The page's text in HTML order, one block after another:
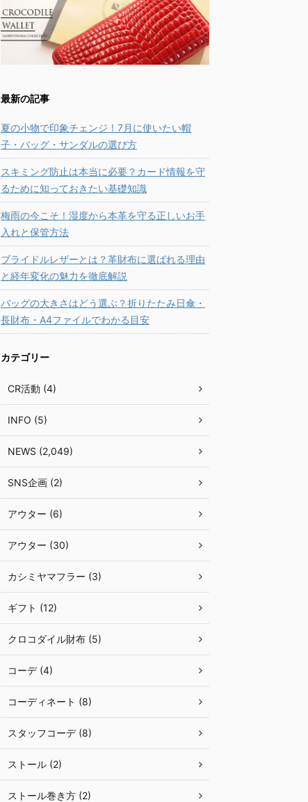
最新の記事
夏の小物で印象チェンジ！7月に使いたい帽
子・バッグ・サンダルの選び方
スキミング防止は本当に必要？カード情報を守
るために知っておきたい基礎知識
梅雨の今こそ！湿度から本革を守る正しいお手
入れと保管方法
ブライドルレザーとは？革財布に選ばれる理由
と経年変化の魅力を徹底解説
バッグの大きさはどう選ぶ？折りたたみ日傘・
長財布・A4ファイルでわかる目安
カテゴリー
CR活動 (4)
INFO (5)
NEWS (2,049)
SNS企画 (2)
アウター (6)
アウター (30)
カシミヤマフラー (3)
ギフト (12)
クロコダイル財布 (5)
コーデ (4)
コーディネート (8)
スタッフコーデ (8)
ストール (2)
ストール巻き方 (2)